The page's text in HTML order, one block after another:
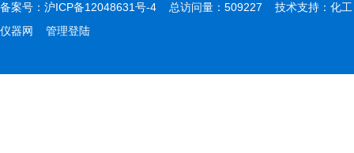
备案号： 沪ICP备12048631号-4 总访问量：509227 技术支持： 化工
仪器网
管理登陆